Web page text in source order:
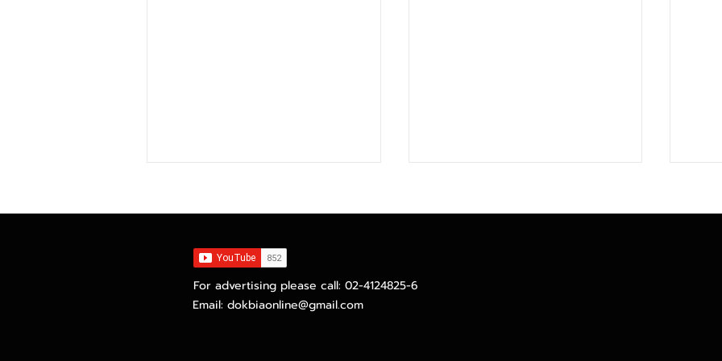
For advertising please call: 02-4124825-6
Email: dokbiaonline@gmail.com